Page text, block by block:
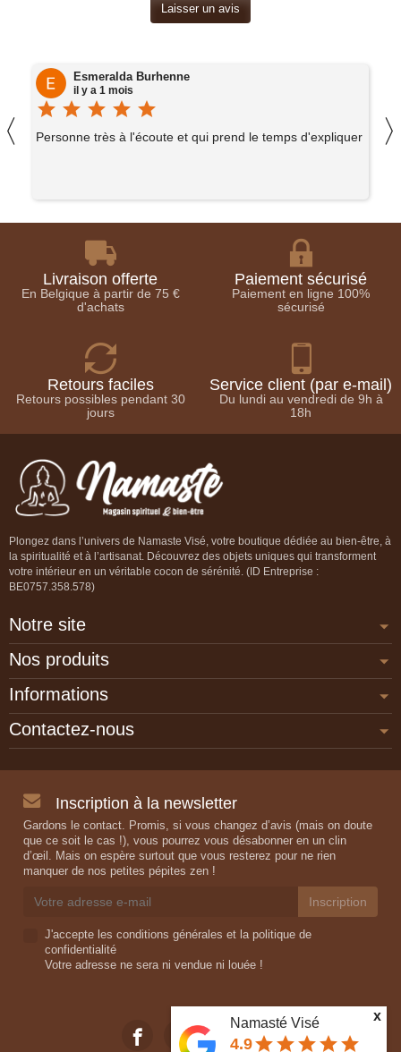
Laisser un avis
Esmeralda Burhenne
il y a 1 mois
star star star star star
Personne très à l'écoute et qui prend le temps d'expliquer
Livraison offerte
En Belgique à partir de 75 €
d'achats
Paiement sécurisé
Paiement en ligne 100%
sécurisé
Retours faciles
Retours possibles pendant 30
jours
Service client (par e-mail)
Du lundi au vendredi de 9h à
18h
Plongez dans l’univers de Namaste Visé, votre boutique dédiée au bien-être, à
la spiritualité et à l’artisanat. Découvrez des objets uniques qui transforment
votre intérieur en un véritable cocon de sérénité. (ID Entreprise :
BE0757.358.578)
Notre site
Nos produits
Informations
Contactez-nous
Inscription à la newsletter
Gardons le contact. Promis, si vous changez d’avis (mais on doute
que ce soit le cas !), vous pourrez vous désabonner en un clin
d’œil. Mais on espère surtout que vous resterez pour ne rien
manquer de nos petites pépites zen !
J'accepte les conditions générales et la politique de
confidentialité
Votre adresse ne sera ni vendue ni louée !
Namasté Visé
4.9starstarstarstarstar
x